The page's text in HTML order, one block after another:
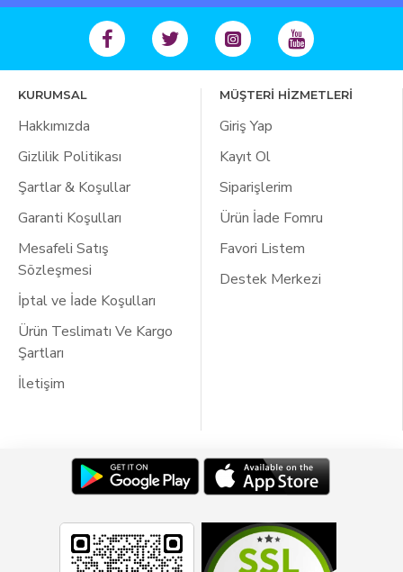
KURUMSAL
Hakkımızda
Gizlilik Politikası
Şartlar & Koşullar
Garanti Koşulları
Mesafeli Satış
Sözleşmesi
İptal ve İade Koşulları
Ürün Teslimatı Ve Kargo
Şartları
İletişim
MÜŞTERİ HİZMETLERİ
Giriş Yap
Kayıt Ol
Siparişlerim
Ürün İade Fomru
Favori Listem
Destek Merkezi